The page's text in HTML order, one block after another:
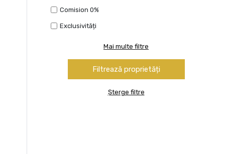
Comision 0%
Exclusivități
Mai multe filtre
Șterge filtre